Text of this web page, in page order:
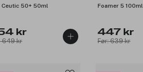
Ceutic 50+ 50ml
kr
649 kr
Foamer 5 100ml
447 kr
Før: 639 kr